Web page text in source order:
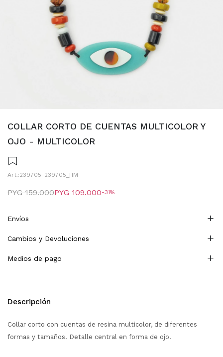
COLLAR CORTO DE CUENTAS MULTICOLOR Y
OJO - MULTICOLOR
239705-239705_HM
PYG 109.000
PYG 159.000 31
Envíos
Cambios y Devoluciones
Medios de pago
Descripción
Collar corto con cuentas de resina multicolor, de diferentes
formas y tamaños. Detalle central en forma de ojo.